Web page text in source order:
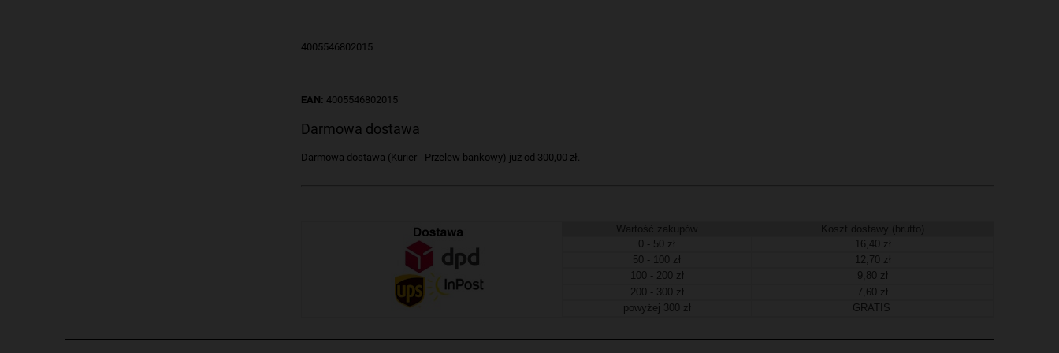
4005546802015
EAN: 4005546802015
Darmowa dostawa
Darmowa dostawa (Kurier - Przelew bankowy) już od 300,00 zł.
Wartość zakupów
Koszt dostawy (brutto)
0 - 50 zł
16,40 zł
50 - 100 zł
12,70 zł
100 - 200 zł
9,80 zł
200 - 300 zł
7,60 zł
powyżej 300 zł
GRATIS